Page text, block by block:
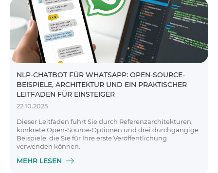
NLP-CHATBOT FÜR WHATSAPP: OPEN-SOURCE-
BEISPIELE, ARCHITEKTUR UND EIN PRAKTISCHER
LEITFADEN FÜR EINSTEIGER
22.10.2025
Dieser Leitfaden führt Sie durch Referenzarchitekturen,
konkrete Open-Source-Optionen und drei durchgängige
Beispiele, die Sie für Ihre erste Veröffentlichung
verwenden können.
MEHR LESEN